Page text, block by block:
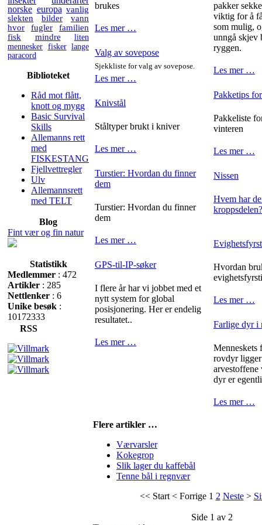
norske europa vanlig
slekten
bilder
vann
hvor
fugler
familien
fisk
mindre
liten
mennesker fisker lange
paracord
Biblioteket
Råd mot flått,
knott og mygg
Basic Survival
Skills
Allemanns rett
med
FISKESTANG
Fjellvettregler
Ulv
Allemannsrett
med TELT
Blog
Fint vær og fin natur
Statistikk
Medlemmer : 472
Artikler : 285
Nettlenker : 6
Unike besøk :
10172333
RSS
brukes
Les mer …
Valg av sovepose
Sjekkliste for valg av sovepose.
Les mer …
Knivstål
Ståltyper brukt i kniver
Les mer …
Turstier: Hvordan du finner
dem
Turstier: Hvordan du finner
dem
Les mer …
GPS-til-IP-søker
I flere år har vi jobbet med et
nytt system for global
posisjonering. Her er endelig
resultatet..
Les mer …
pakker
viktig for å
som mulig,
unngå skjev
ryggen.
Les mer …
Pakketips
Pakkeliste
vinteren
Les mer …
Nissen
Hvem har
kroppsdelen?
Hvordan
Les mer …
Farlige dyr i
Menneskets
rovdyr
arvestoffene
dyr er
Les mer …
Flere artikler …
Værvarsler
Kokegrop
Slik lager du kaffebål
Tenne bål i regnvær
<< Start< Forrige 1 2 Neste>
Side 1 av 2